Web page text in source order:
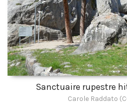
Sanctuaire rupestre
Carole Raddato